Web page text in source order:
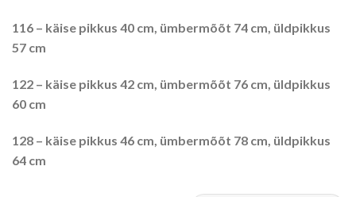
116 – käise pikkus 40 cm, ümbermõõt 74 cm, üldpikkus
57 cm
122 – käise pikkus 42 cm, ümbermõõt 76 cm, üldpikkus
60 cm
128 – käise pikkus 46 cm, ümbermõõt 78 cm, üldpikkus
64 cm